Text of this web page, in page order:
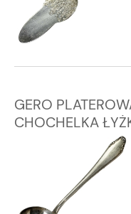
GERO
CHOCHELKA